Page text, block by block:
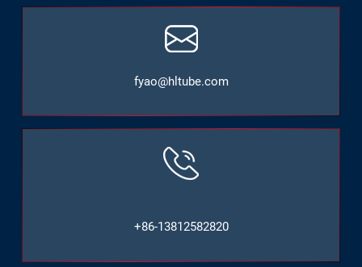
fyao@hltube.com
+86-13812582820